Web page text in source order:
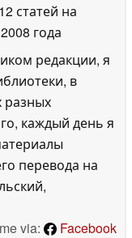
статей на
года
редакции, я
в
разных
каждый день я
перевода на
via:
Facebook